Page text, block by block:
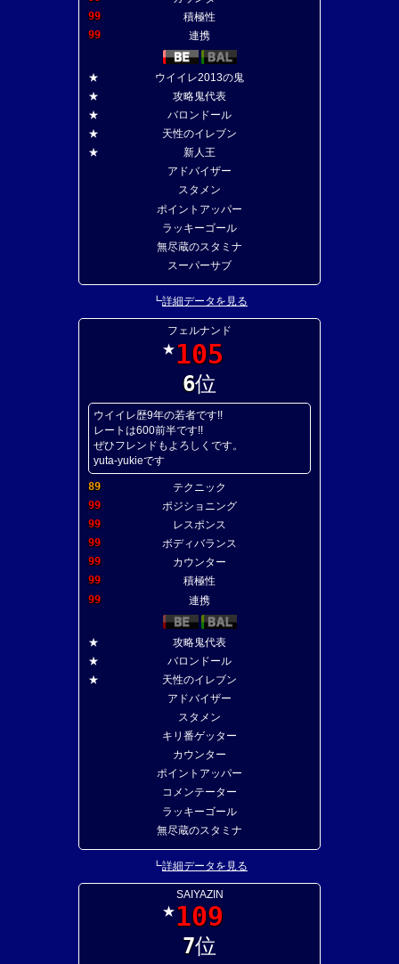
99
積極性
99
連携
★
ウイイレ2013の鬼
★
攻略鬼代表
★
バロンドール
★
天性のイレブン
★
新人王
アドバイザー
スタメン
ポイントアッパー
ラッキーゴール
無尽蔵のスタミナ
スーパーサブ
┗詳細データを見る
フェルナンド
★105
6位
ウイイレ歴9年の若者です!!
レートは600前半です!!
ぜひフレンドもよろしくです。
yuta-yukieです
89
テクニック
99
ポジショニング
99
レスポンス
99
ボディバランス
99
カウンター
99
積極性
99
連携
★
攻略鬼代表
★
バロンドール
★
天性のイレブン
アドバイザー
スタメン
キリ番ゲッター
カウンター
ポイントアッパー
コメンテーター
ラッキーゴール
無尽蔵のスタミナ
┗詳細データを見る
SAIYAZIN
★109
7位